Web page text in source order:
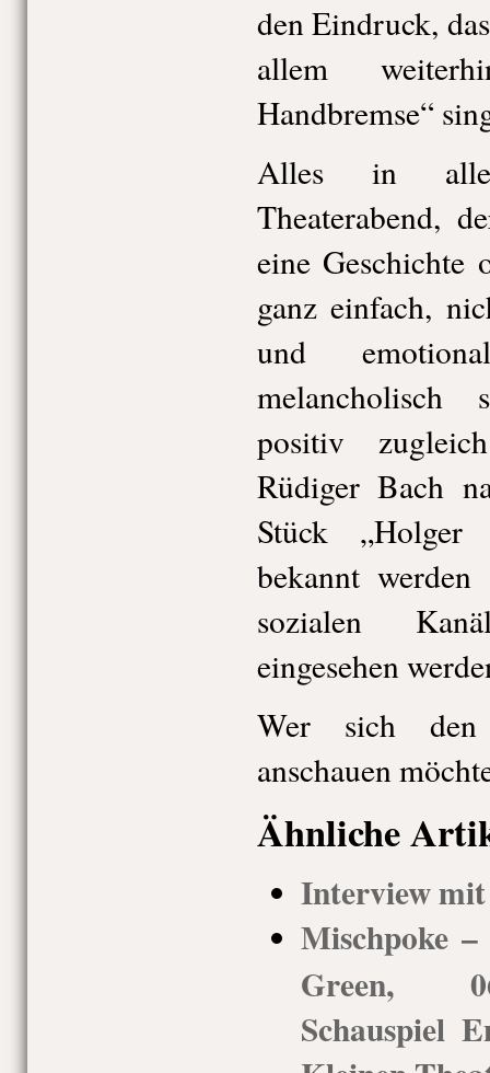
den Eindruck,
allem
Handbremse“
Alles in
Theaterabend,
eine Geschichte
ganz einfach,
und
melancholisch
positiv
Rüdiger Bach
Stück
bekannt
sozialen
eingesehen
Wer sich
anschauen
Ähnliche
Interview
Mischpoke
Green,
Schauspiel